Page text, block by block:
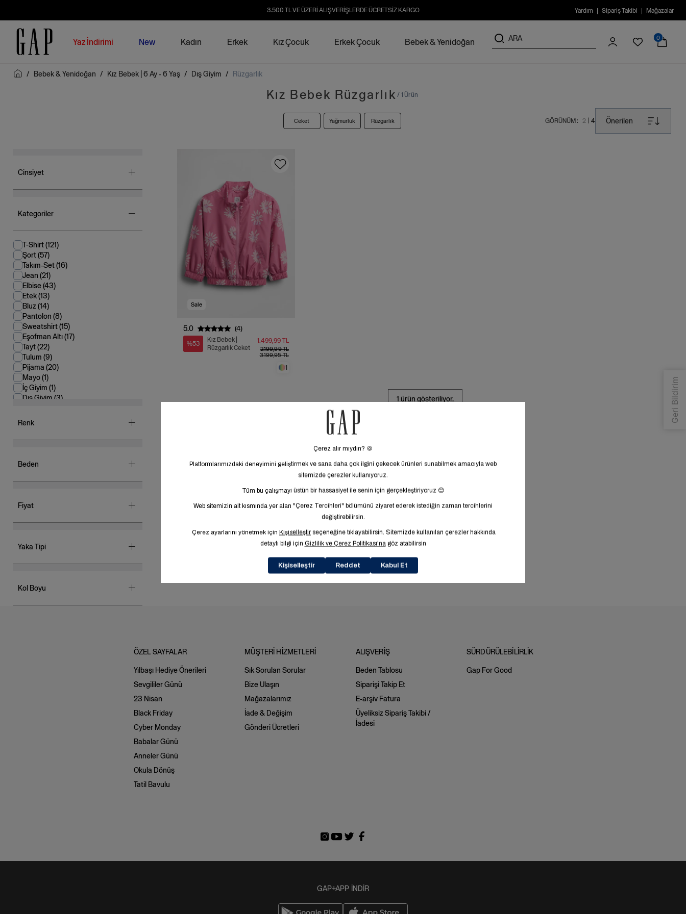
3.500 TL VE ÜZERİ ALIŞVERİŞLERDE ÜCRETSİZ KARGO Yardım Sipariş Takibi Mağazalar
Yaz İndirimi New Kadın Erkek Kız Çocuk Erkek Çocuk Bebek & Yenidoğan 0
/ Bebek & Yenidoğan / Kız Bebek | 6 Ay - 6 Yaş / Dış Giyim / Rüzgarlık
Kız Bebek Rüzgarlık / 1 Ürün
Ceket Yağmurluk Rüzgarlık GÖRÜNÜM : 2 4 Önerilen
Cinsiyet
Kategoriler
T-Shirt(121)
Şort(57)
Takım-Set(16)
Jean(21)
Elbise(43)
Etek(13)
Bluz(14)
Pantolon(8)
Sweatshirt(15)
Eşofman Altı(17)
Tayt(22)
Tulum(9)
Pijama(20)
Mayo(1)
İç Giyim(1)
Dış Giyim(3)
Hırka
Renk
Beden
Fiyat
Yaka Tipi
Kol Boyu
Sale
5.0 (4)
%53
Kız Bebek |
Rüzgarlık Ceket
2.199,99 TL
3.199,95 TL
1.499,99 TL
1
1 ürün gösteriliyor.
ÖZEL SAYFALAR
Yılbaşı Hediye Önerileri
Sevgililer Günü
23 Nisan
Black Friday
Cyber Monday
Babalar Günü
Anneler Günü
Okula Dönüş
Tatil Bavulu
MÜŞTERİ HİZMETLERİ
Sık Sorulan Sorular
Bize Ulaşın
Mağazalarımız
İade & Değişim
Gönderi Ücretleri
ALIŞVERİŞ
Beden Tablosu
Siparişi Takip Et
E-arşiv Fatura
Üyeliksiz Sipariş Takibi /
İadesi
SÜRDÜRÜLEBİLİRLİK
Gap For Good
GAP+APP İNDİR